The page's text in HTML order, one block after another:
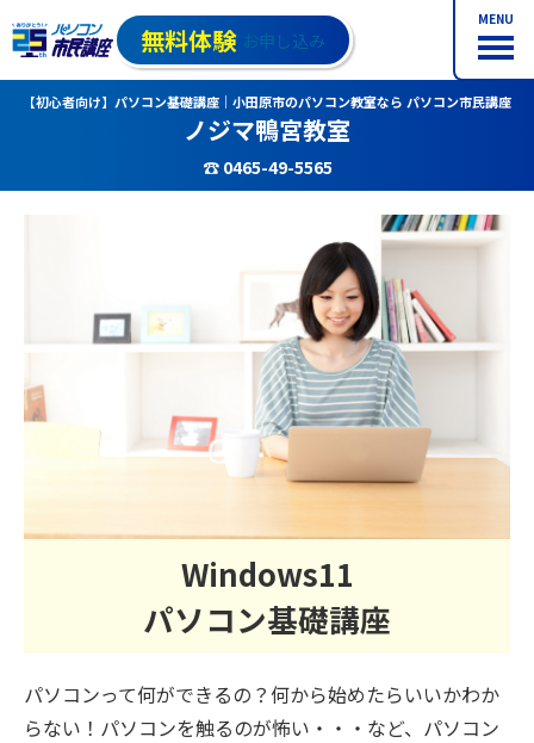
MENU
無料体験 お申し込み
【初心者向け】パソコン基礎講座｜小田原市のパソコン教室なら パソコン市民講座
ノジマ鴨宮教室
☎ 0465-49-5565
Windows11
パソコン基礎講座
パソコンって何ができるの？何から始めたらいいかわか
らない！パソコンを触るのが怖い・・・など、パソコン